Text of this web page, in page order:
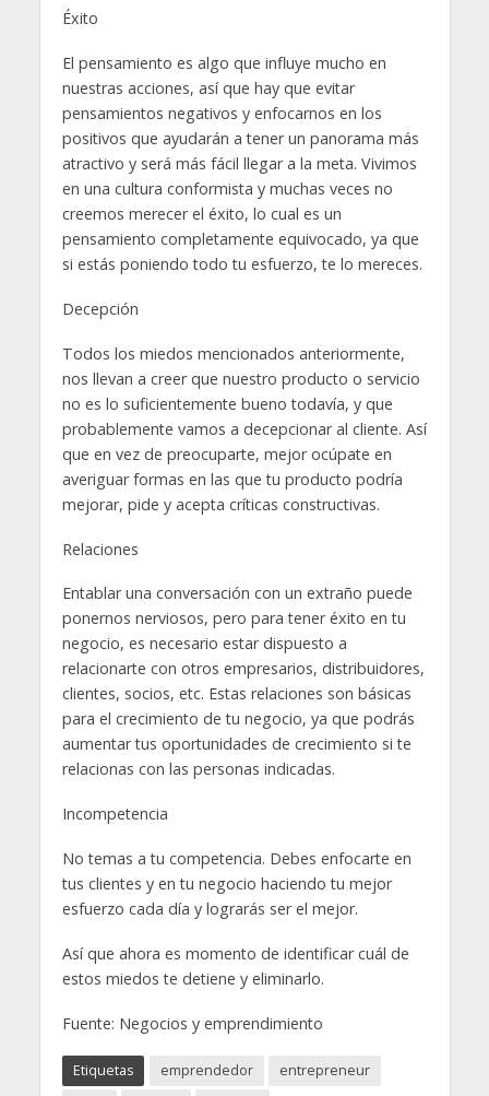
Éxito
El pensamiento es algo que influye mucho en
nuestras acciones, así que hay que evitar
pensamientos negativos y enfocarnos en los
positivos que ayudarán a tener un panorama más
atractivo y será más fácil llegar a la meta. Vivimos
en una cultura conformista y muchas veces no
creemos merecer el éxito, lo cual es un
pensamiento completamente equivocado, ya que
si estás poniendo todo tu esfuerzo, te lo mereces.
Decepción
Todos los miedos mencionados anteriormente,
nos llevan a creer que nuestro producto o servicio
no es lo suficientemente bueno todavía, y que
probablemente vamos a decepcionar al cliente. Así
que en vez de preocuparte, mejor ocúpate en
averiguar formas en las que tu producto podría
mejorar, pide y acepta críticas constructivas.
Relaciones
Entablar una conversación con un extraño puede
ponernos nerviosos, pero para tener éxito en tu
negocio, es necesario estar dispuesto a
relacionarte con otros empresarios, distribuidores,
clientes, socios, etc. Estas relaciones son básicas
para el crecimiento de tu negocio, ya que podrás
aumentar tus oportunidades de crecimiento si te
relacionas con las personas indicadas.
Incompetencia
No temas a tu competencia. Debes enfocarte en
tus clientes y en tu negocio haciendo tu mejor
esfuerzo cada día y lograrás ser el mejor.
Así que ahora es momento de identificar cuál de
estos miedos te detiene y eliminarlo.
Fuente: Negocios y emprendimiento
Etiquetas emprendedor
entrepreneur